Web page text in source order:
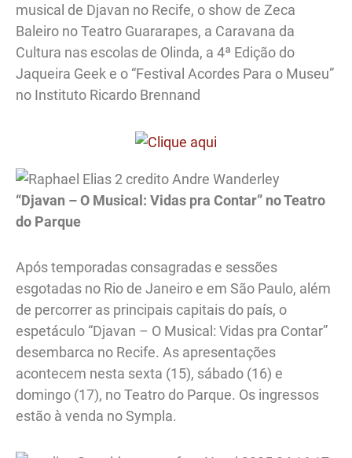
musical de Djavan no Recife, o show de Zeca
Baleiro no Teatro Guararapes, a Caravana da
Cultura nas escolas de Olinda, a 4ª Edição do
Jaqueira Geek e o “Festival Acordes Para o Museu”
no Instituto Ricardo Brennand
“Djavan – O Musical: Vidas pra Contar” no Teatro
do Parque
Após temporadas consagradas e sessões
esgotadas no Rio de Janeiro e em São Paulo, além
de percorrer as principais capitais do país, o
espetáculo “Djavan – O Musical: Vidas pra Contar”
desembarca no Recife. As apresentações
acontecem nesta sexta (15), sábado (16) e
domingo (17), no Teatro do Parque. Os ingressos
estão à venda no Sympla.